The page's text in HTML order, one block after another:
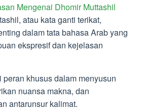
Mengenai Dhomir Muttashil
atau kata ganti terikat,
dalam tata bahasa Arab yang
ekspresif dan kejelasan
khusus dalam menyusun
nuansa makna, dan
antarunsur kalimat.